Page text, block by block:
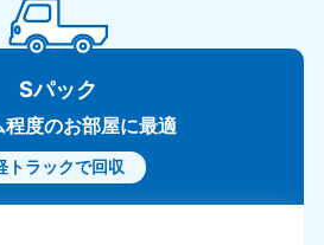
Sパック
程度のお部屋に最適
トラックで回収